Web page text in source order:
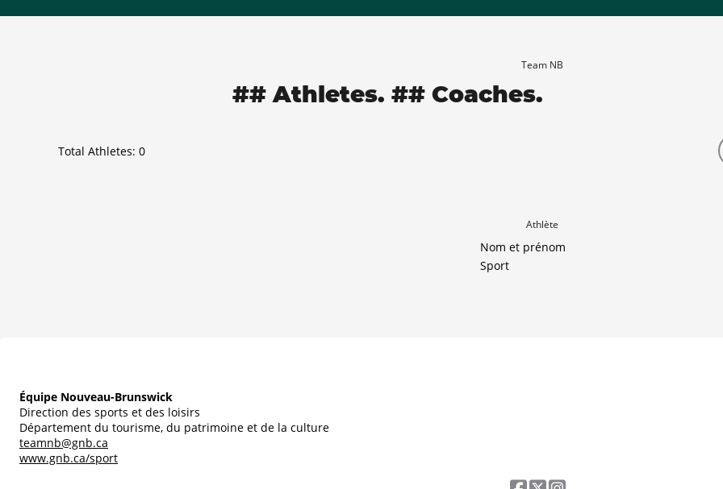
Team NB
## Athletes. ## Coaches.
Total Athletes: 0
Athlète
Nom et prénom
Sport
Équipe Nouveau-Brunswick
Direction des sports et des loisirs
Département du tourisme, du patrimoine et de la culture
teamnb@gnb.ca
www.gnb.ca/sport